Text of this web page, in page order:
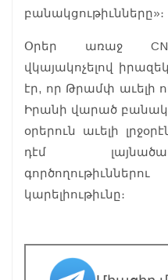
բանակցութիւնները»։
Օրեր առաջ
վկայակոչելով
էր, որ Թրամփ աւելի
Իրանի վարած
օրերուն աւելի
դէմ
կարելիութիւնը։